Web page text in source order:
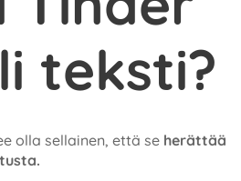
teksti?
olla sellainen, että se herättää